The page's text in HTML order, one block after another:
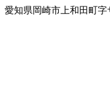
愛知県岡崎市上和田町字